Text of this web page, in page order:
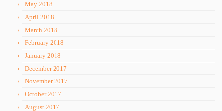
May 2018
April 2018
March 2018
February 2018
January 2018
December 2017
November 2017
October 2017
August 2017